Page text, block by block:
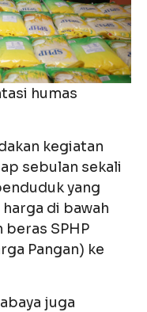
humas
kegiatan
sebulan sekali
yang
di bawah
beras SPHP
Pangan) ke
juga